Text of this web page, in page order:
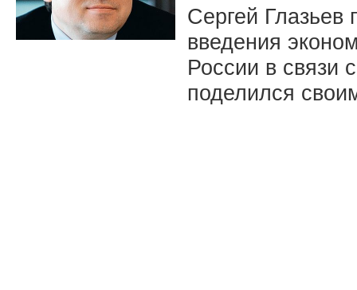
Сергей Глазьев
введения
России в связи
поделился